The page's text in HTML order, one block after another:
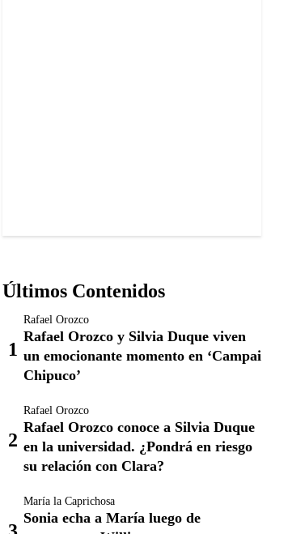
Últimos Contenidos
Rafael Orozco
Rafael Orozco y Silvia Duque viven
un emocionante momento en ‘Campai
Chipuco’
Rafael Orozco
Rafael Orozco conoce a Silvia Duque
en la universidad. ¿Pondrá en riesgo
su relación con Clara?
María la Caprichosa
Sonia echa a María luego de